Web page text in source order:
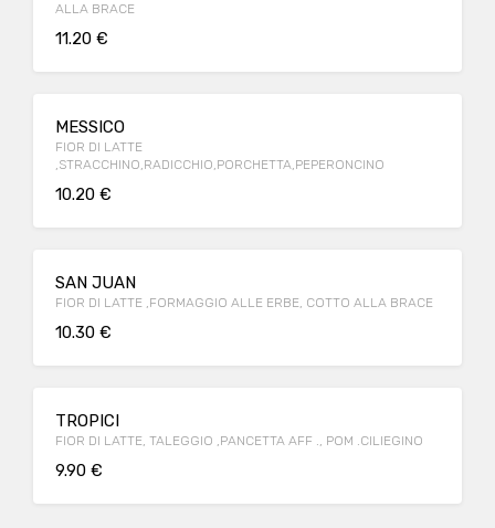
ALLA BRACE
11.20 €
MESSICO
FIOR DI LATTE
,STRACCHINO,RADICCHIO,PORCHETTA,PEPERONCINO
10.20 €
SAN JUAN
FIOR DI LATTE ,FORMAGGIO ALLE ERBE, COTTO ALLA BRACE
10.30 €
TROPICI
FIOR DI LATTE, TALEGGIO ,PANCETTA AFF ., POM .CILIEGINO
9.90 €